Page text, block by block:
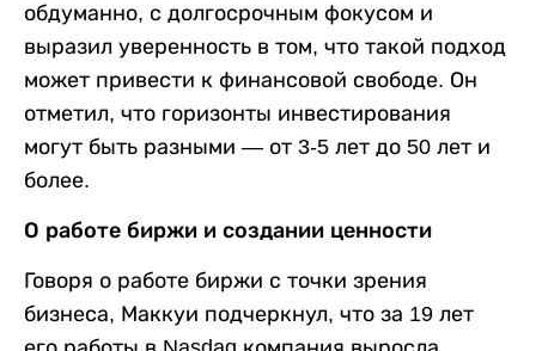
обдуманно, с долгосрочным фокусом и
выразил уверенность в том, что такой подход
может привести к финансовой свободе. Он
отметил, что горизонты инвестирования
могут быть разными — от 3-5 лет до 50 лет и
более.
О работе биржи и создании ценности
Говоря о работе биржи с точки зрения
бизнеса, Маккуи подчеркнул, что за 19 лет